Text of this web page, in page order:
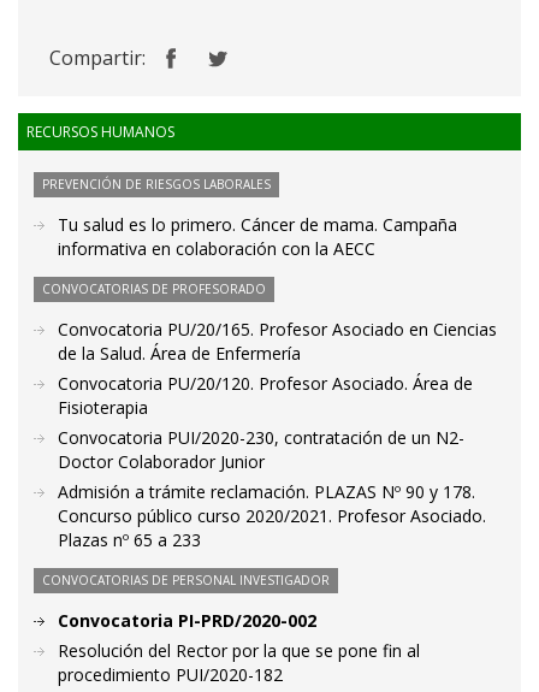
Compartir:
RECURSOS HUMANOS
PREVENCIÓN DE RIESGOS LABORALES
Tu salud es lo primero. Cáncer de mama. Campaña
informativa en colaboración con la AECC
CONVOCATORIAS DE PROFESORADO
Convocatoria PU/20/165. Profesor Asociado en Ciencias
de la Salud. Área de Enfermería
Convocatoria PU/20/120. Profesor Asociado. Área de
Fisioterapia
Convocatoria PUI/2020-230, contratación de un N2-
Doctor Colaborador Junior
Admisión a trámite reclamación. PLAZAS Nº 90 y 178.
Concurso público curso 2020/2021. Profesor Asociado.
Plazas nº 65 a 233
CONVOCATORIAS DE PERSONAL INVESTIGADOR
Convocatoria PI-PRD/2020-002
Resolución del Rector por la que se pone fin al
procedimiento PUI/2020-182